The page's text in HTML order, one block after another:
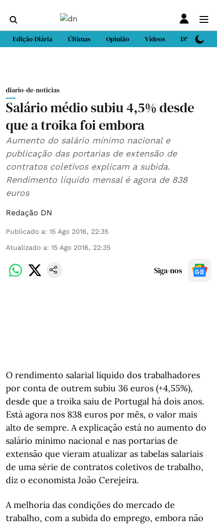
Edição Diária Últimas Opinião Vídeos DN Sport
diario-de-noticias
Salário médio subiu 4,5% desde
que a troika foi embora
Aumento do salário mínimo nacional e
publicação das portarias de extensão de
contratos coletivos explicam a subida.
Rendimento líquido mensal é agora de 838
euros
Redação DN
Publicado a: 15 Ago 2016, 22:35
Atualizado a: 15 Ago 2016, 22:35
Siga-nos
O rendimento salarial líquido dos trabalhadores
por conta de outrem subiu 36 euros (+4,55%),
desde que a troika saiu de Portugal há dois anos.
Está agora nos 838 euros por mês, o valor mais
alto de sempre. A explicação está no aumento do
salário mínimo nacional e nas portarias de
extensão que vieram atualizar as tabelas salariais
de uma série de contratos coletivos de trabalho,
diz o economista João Cerejeira.
A melhoria das condições do mercado de
trabalho, com a subida do emprego, embora não